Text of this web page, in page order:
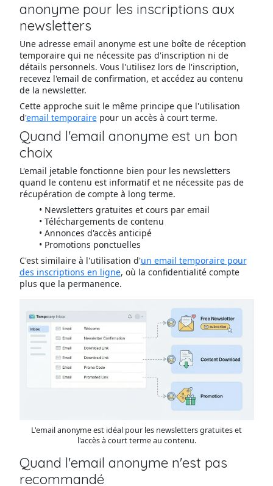
anonyme pour les inscriptions aux
newsletters
Une adresse email anonyme est une boîte de réception
temporaire qui ne nécessite pas d'inscription ni de
détails personnels. Vous l'utilisez lors de l'inscription,
recevez l'email de confirmation, et accédez au contenu
de la newsletter.
Cette approche suit le même principe que l'utilisation
d'email temporairepour un accès à court terme.
Quand l'email anonyme est un bon
choix
L'email jetable fonctionne bien pour les newsletters
quand le contenu est informatif et ne nécessite pas de
récupération de compte à long terme.
Newsletters gratuites et cours par email
Téléchargements de contenu
Annonces d'accès anticipé
Promotions ponctuelles
C'est similaire à l'utilisation d'un email temporaire pour
des inscriptions en ligne, où la confidentialité compte
plus que la permanence.
L'email anonyme est idéal pour les newsletters gratuites et
l'accès à court terme au contenu.
Quand l'email anonyme n'est pas
recommandé